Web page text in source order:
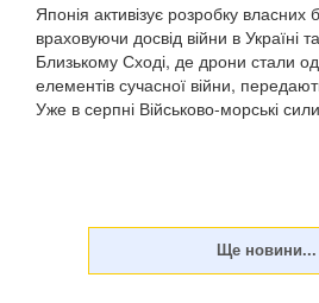
Японія активізує розробку власних
враховуючи досвід війни в Україні
Близькому Сході, де дрони стали
елементів сучасної війни,
Уже в серпні Військово-морські